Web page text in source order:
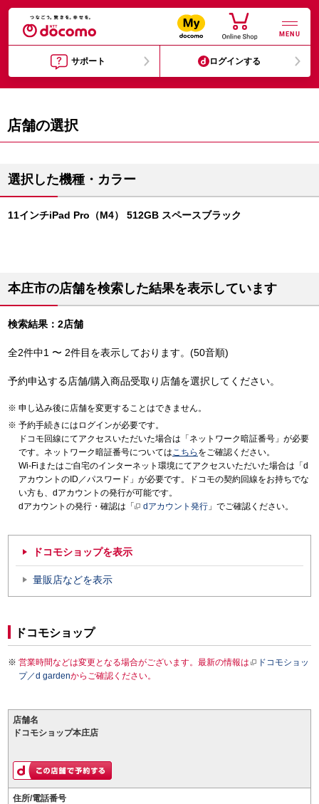
MENU
サポート ログインする
店舗の選択
選択した機種・カラー
11インチiPad Pro（M4） 512GB スペースブラック
本庄市の店舗を検索した結果を表示しています
検索結果：2店舗
全2件中1 〜 2件目を表示しております。(50音順)
予約申込する店舗/購入商品受取り店舗を選択してください。
申し込み後に店舗を変更することはできません。
予約手続きにはログインが必要です。
ドコモ回線にてアクセスいただいた場合は「ネットワーク暗証番号」が必要
です。ネットワーク暗証番号についてはこちら をご確認ください。
Wi-Fiまたはご自宅のインターネット環境にてアクセスいただいた場合は「d
アカウントのID／パスワード」が必要です。ドコモの契約回線をお持ちでな
い方も、dアカウントの発行が可能です。
dアカウントの発行・確認は「
dアカウント発行 」でご確認ください。
ドコモショップを表示
量販店などを表示
ドコモショップ
営業時間などは変更となる場合がございます。最新の情報は
ドコモショッ
プ／d gardenからご確認ください。
店舗名
ドコモショップ本庄店
住所/電話番号